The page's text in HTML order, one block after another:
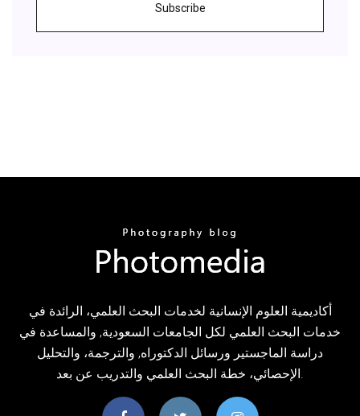
Subscribe
أكاديمية العلوم الإنسانية لخدمات البحث العلمي، الرائدة في
خدمات البحث العلمي لكل الجامعات السعودية, والمساعدة في
دراسة الماجستير ورسائل الدكتوراه, والترجمة، والتحليل